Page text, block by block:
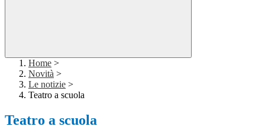
Home >
Novità >
Le notizie >
Teatro a scuola
Teatro a scuola